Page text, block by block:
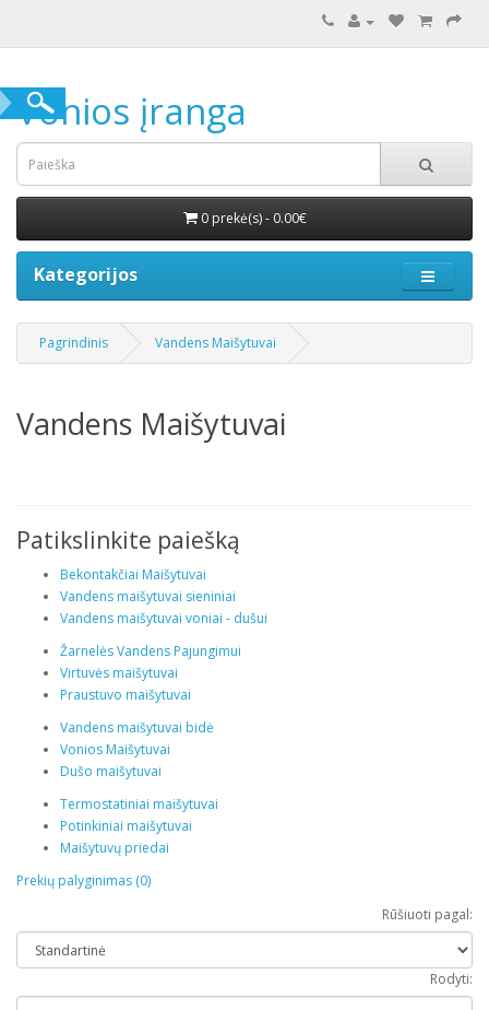
Vonios įranga
0 prekė(s) - 0.00€
Kategorijos
Pagrindinis Vandens Maišytuvai
Vandens Maišytuvai
Patikslinkite paiešką
Bekontakčiai Maišytuvai
Vandens maišytuvai sieniniai
Vandens maišytuvai voniai - dušui
Žarnelės Vandens Pajungimui
Virtuvės maišytuvai
Praustuvo maišytuvai
Vandens maišytuvai bidė
Vonios Maišytuvai
Dušo maišytuvai
Termostatiniai maišytuvai
Potinkiniai maišytuvai
Maišytuvų priedai
Prekių palyginimas (0)
Rūšiuoti pagal:
Rodyti: